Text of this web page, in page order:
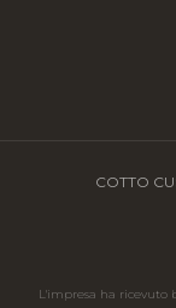
COTTO
L'impresa ha